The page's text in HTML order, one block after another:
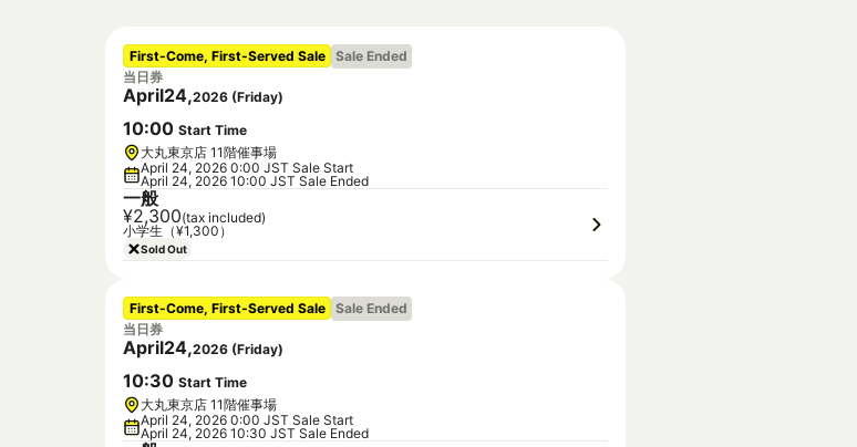
First-Come, First-Served Sale Sale Ended
当日券
April24,2026 (Friday)
10:00 Start Time
大丸東京店 11階催事場
April 24, 2026 0:00 JST Sale Start
April 24, 2026 10:00 JST Sale Ended
一般
¥2,300(tax included)
小学生（¥1,300）
Sold Out
First-Come, First-Served Sale Sale Ended
当日券
April24,2026 (Friday)
10:30 Start Time
大丸東京店 11階催事場
April 24, 2026 0:00 JST Sale Start
April 24, 2026 10:30 JST Sale Ended